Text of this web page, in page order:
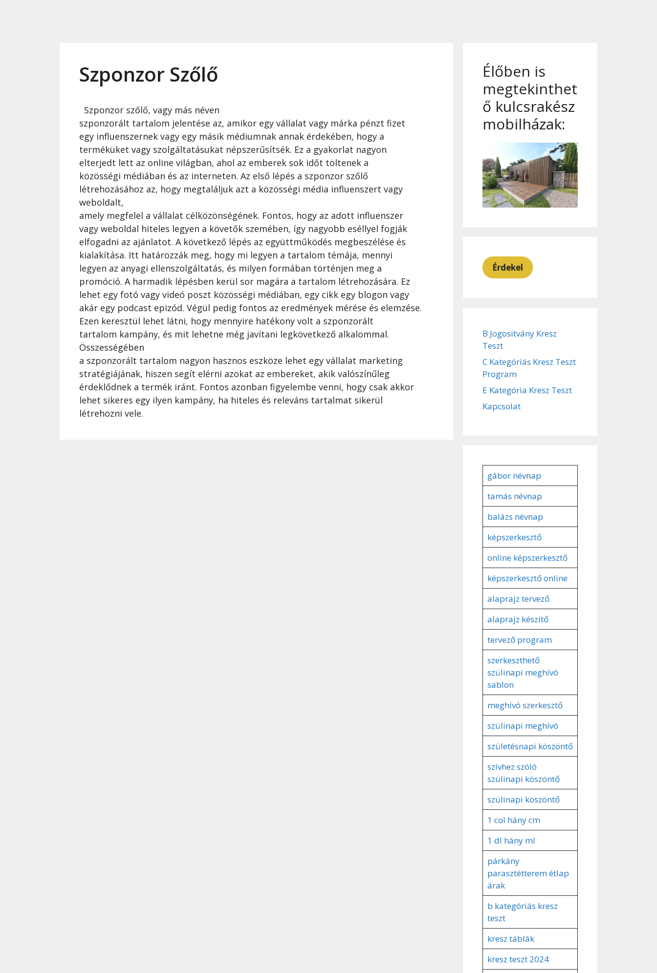
Szponzor Szőlő
Szponzor szőlő, vagy más néven
szponzorált tartalom jelentése az, amikor egy vállalat vagy márka pénzt fizet
egy influenszernek vagy egy másik médiumnak annak érdekében, hogy a
terméküket vagy szolgáltatásukat népszerűsítsék. Ez a gyakorlat nagyon
elterjedt lett az online világban, ahol az emberek sok időt töltenek a
közösségi médiában és az interneten. Az első lépés a szponzor szőlő
létrehozásához az, hogy megtaláljuk azt a közösségi média influenszert vagy
weboldalt,
amely megfelel a vállalat célközönségének. Fontos, hogy az adott influenszer
vagy weboldal hiteles legyen a követők szemében, így nagyobb eséllyel fogják
elfogadni az ajánlatot. A következő lépés az együttműködés megbeszélése és
kialakítása. Itt határozzák meg, hogy mi legyen a tartalom témája, mennyi
legyen az anyagi ellenszolgáltatás, és milyen formában történjen meg a
promóció. A harmadik lépésben kerül sor magára a tartalom létrehozására. Ez
lehet egy fotó vagy videó poszt közösségi médiában, egy cikk egy blogon vagy
akár egy podcast epizód. Végül pedig fontos az eredmények mérése és elemzése.
Ezen keresztül lehet látni, hogy mennyire hatékony volt a szponzorált
tartalom kampány, és mit lehetne még javítani legkövetkező alkalommal.
Összességében
a szponzorált tartalom nagyon hasznos eszköze lehet egy vállalat marketing
stratégiájának, hiszen segít elérni azokat az embereket, akik valószínűleg
érdeklődnek a termék iránt. Fontos azonban figyelembe venni, hogy csak akkor
lehet sikeres egy ilyen kampány, ha hiteles és releváns tartalmat sikerül
létrehozni vele.
Élőben is
megtekinthet
ő kulcsrakész
mobilházak:
Érdekel
B Jogositvány Kresz
Teszt
C Kategóriás Kresz Teszt
Program
E Kategória Kresz Teszt
Kapcsolat
gábor névnap
tamás névnap
balázs névnap
képszerkesztő
online képszerkesztő
képszerkesztő online
alaprajz tervező
alaprajz készítő
tervező program
szerkeszthető
szülinapi meghívó
sablon
meghívó szerkesztő
szülinapi meghívó
születésnapi köszöntő
szívhez szóló
szülinapi köszöntő
szülinapi köszöntő
1 col hány cm
1 dl hány ml
párkány
parasztétterem étlap
árak
b kategóriás kresz
teszt
kresz táblák
kresz teszt 2024